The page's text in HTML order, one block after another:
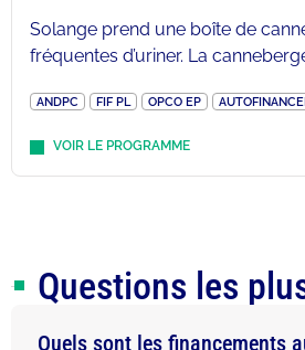
Solange prend une boîte de
fréquentes d’uriner. La
ANDPC FIF PL OPCO EP
VOIR LE PROGRAMME
Questions les
Quels sont les financements